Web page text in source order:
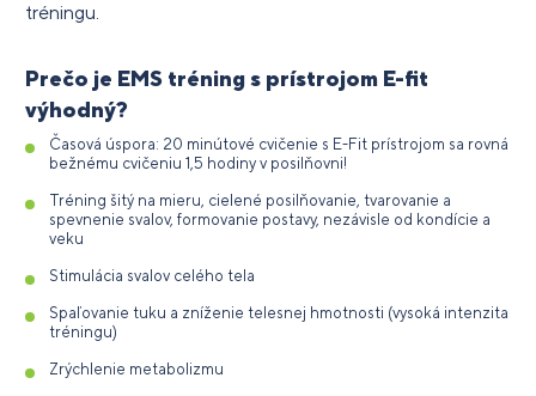
tréningu.
Prečo je EMS tréning s prístrojom E-fit
výhodný?
Časová úspora: 20 minútové cvičenie s E-Fit prístrojom sa rovná
bežnému cvičeniu 1,5 hodiny v posilňovni!
Tréning šitý na mieru, cielené posilňovanie, tvarovanie a
spevnenie svalov, formovanie postavy, nezávisle od kondície a
veku
Stimulácia svalov celého tela
Spaľovanie tuku a zníženie telesnej hmotnosti (vysoká intenzita
tréningu)
Zrýchlenie metabolizmu